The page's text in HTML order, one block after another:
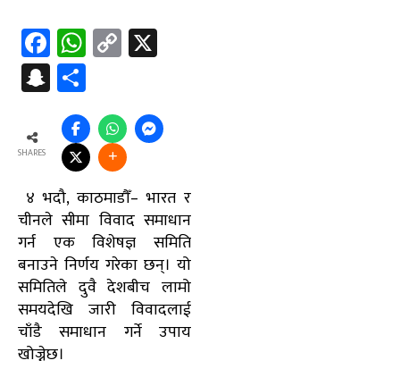
Facebook
WhatsApp
Copy
Link
Snapchat
SHARES
४ भदौ, काठमाडौँ– भारत र
चीनले सीमा विवाद समाधान
गर्न एक विशेषज्ञ समिति
बनाउने निर्णय गरेका छन्। यो
समितिले दुवै देशबीच लामो
समयदेखि जारी विवादलाई
चाँडै समाधान गर्ने उपाय
खोज्नेछ।